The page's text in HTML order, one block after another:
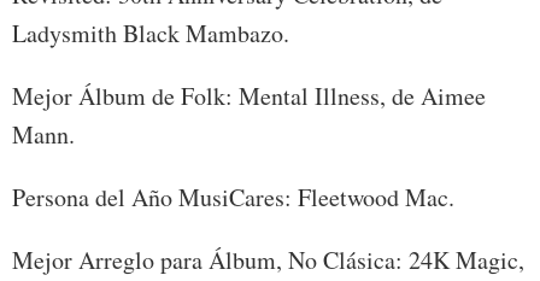
Ladysmith Black Mambazo.
Mejor Álbum de Folk: Mental Illness, de Aimee
Mann.
Persona del Año MusiCares: Fleetwood Mac.
Mejor Arreglo para Álbum, No Clásica: 24K Magic,